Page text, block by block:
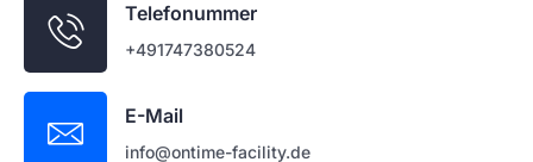
Telefonummer
+491747380524
E-Mail
info@ontime-facility.de